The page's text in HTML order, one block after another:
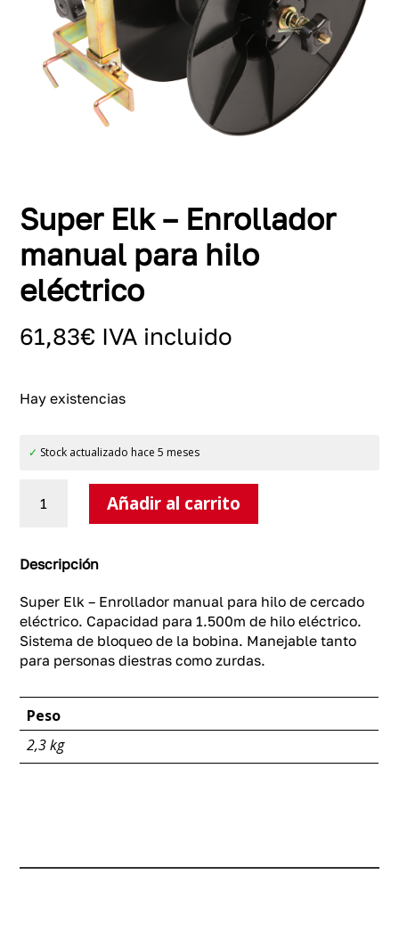
Super Elk – Enrollador
manual para hilo
eléctrico
61,83€ IVA incluido
Hay existencias
✓ Stock actualizado hace 5 meses
manual
para
hilo
eléctrico
cantidad
Añadir al carrito
Descripción
Super Elk – Enrollador manual para hilo de cercado
eléctrico. Capacidad para 1.500m de hilo eléctrico.
Sistema de bloqueo de la bobina. Manejable tanto
para personas diestras como zurdas.
Peso
2,3 kg